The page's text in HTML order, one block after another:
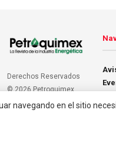
Derechos Reservados
© 2026 Petroquimex.
navegando en el sitio